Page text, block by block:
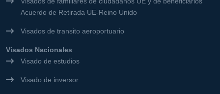
Acuerdo de Retirada UE-Reino Unido
Visados de transito aeroportuario
Visados Nacionales
Visado de estudios
Visado de inversor